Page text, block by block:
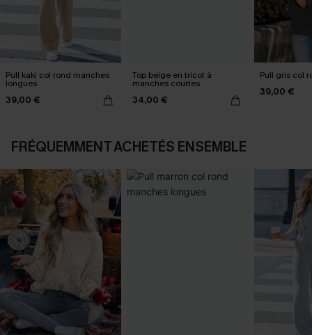
Pull kaki col rond manches
longues
39,00 €
Top beige en tricot à
manches courtes
34,00 €
Pull gris col
39,00 €
FRÉQUEMMENT ACHETÉS ENSEMBLE